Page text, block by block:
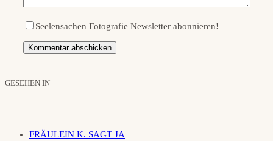
Seelensachen Fotografie Newsletter abonnieren!
GESEHEN IN
FRÄULEIN K. SAGT JA